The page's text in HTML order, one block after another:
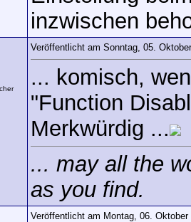
inzwischen
Veröffentlicht am Sonntag, 05.
... komisch,
"Function
Merkwürdig ...
... may all the
as you find.
Veröffentlicht am Montag, 06.